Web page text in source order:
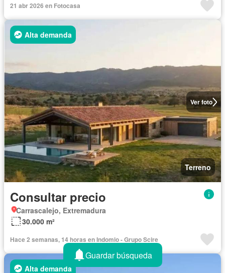
21 abr 2026 en Fotocasa
Ver foto
Alta demanda
Terreno
Consultar precio
Carrascalejo, Extremadura
30.000 m²
Hace 2 semanas, 14 horas en Indomio - Grupo Scire
Alta demanda
Guardar búsqueda